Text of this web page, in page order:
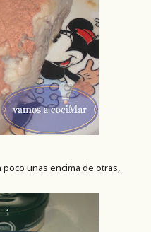
unas encima de otras,